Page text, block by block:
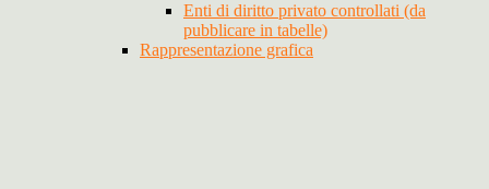
Enti di diritto privato controllati (da
pubblicare in tabelle)
Rappresentazione grafica